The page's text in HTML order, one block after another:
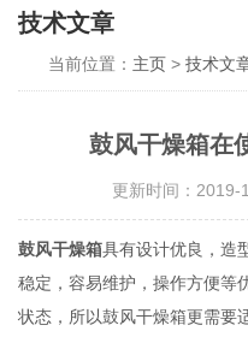
技术文章
当前位置： 主页 >技术文
鼓风干燥箱在
更新时间：
鼓风干燥箱具有设计优良，造
稳定，容易维护，操作方便等
状态，所以鼓风干燥箱更需要